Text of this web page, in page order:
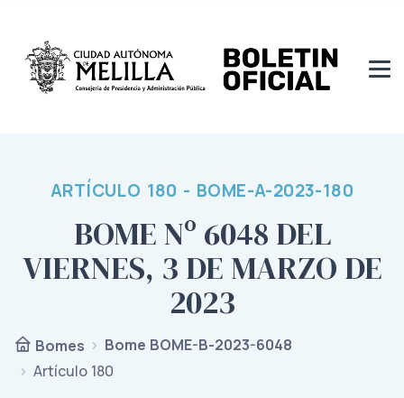
ARTÍCULO 180 - BOME-A-2023-180
BOME Nº 6048 DEL
VIERNES, 3 DE MARZO DE
2023
Bomes
Bome BOME-B-2023-6048
Artículo 180